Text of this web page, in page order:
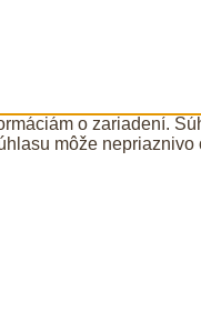
o zariadení.
môže